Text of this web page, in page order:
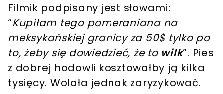
Filmik podpisany jest słowami:
“Kupiłam tego pomeraniana na
meksykańskiej granicy za 50$ tylko po
to, żeby się dowiedzieć, że to wilk”. Pies
z dobrej hodowli kosztowałby ją kilka
tysięcy. Wolała jednak zaryzykować.